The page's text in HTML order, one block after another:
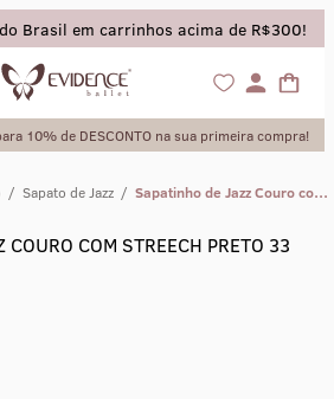
Brasil em carrinhos acima de R$300!
10% de DESCONTO na sua primeira compra!
/ Sapato de Jazz / Sapatinho de Jazz Couro com Strech - 16